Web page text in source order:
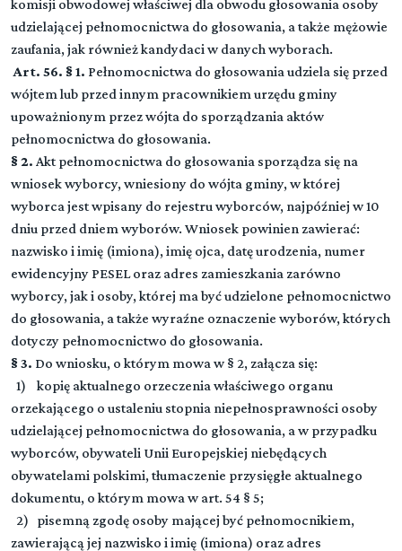
komisji obwodowej właściwej dla obwodu głosowania osoby
udzielającej pełnomocnictwa do głosowania, a także mężowie
zaufania, jak również kandydaci w danych wyborach.
Art. 56. § 1. Pełnomocnictwa do głosowania udziela się przed
wójtem lub przed innym pracownikiem urzędu gminy
upoważnionym przez wójta do sporządzania aktów
pełnomocnictwa do głosowania.
§ 2. Akt pełnomocnictwa do głosowania sporządza się na
wniosek wyborcy, wniesiony do wójta gminy, w której
wyborca jest wpisany do rejestru wyborców, najpóźniej w 10
dniu przed dniem wyborów. Wniosek powinien zawierać:
nazwisko i imię (imiona), imię ojca, datę urodzenia, numer
ewidencyjny PESEL oraz adres zamieszkania zarówno
wyborcy, jak i osoby, której ma być udzielone pełnomocnictwo
do głosowania, a także wyraźne oznaczenie wyborów, których
dotyczy pełnomocnictwo do głosowania.
§ 3. Do wniosku, o którym mowa w § 2, załącza się:
1) kopię aktualnego orzeczenia właściwego organu
orzekającego o ustaleniu stopnia niepełnosprawności osoby
udzielającej pełnomocnictwa do głosowania, a w przypadku
wyborców, obywateli Unii Europejskiej niebędących
obywatelami polskimi, tłumaczenie przysięgłe aktualnego
dokumentu, o którym mowa w art. 54 § 5;
2) pisemną zgodę osoby mającej być pełnomocnikiem,
zawierającą jej nazwisko i imię (imiona) oraz adres